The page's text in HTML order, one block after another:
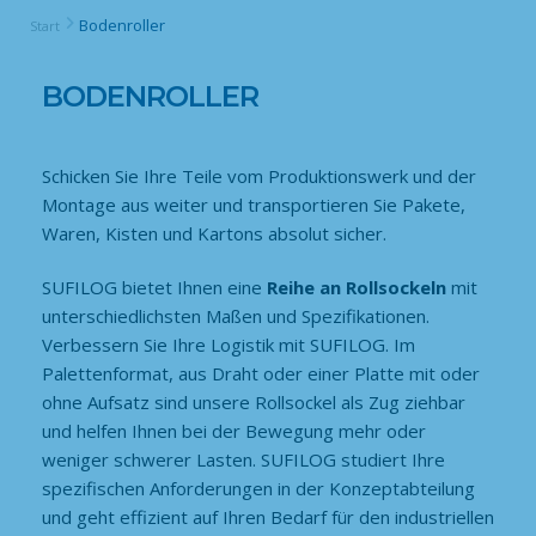
Start Bodenroller
BODENROLLER
Schicken Sie Ihre Teile vom Produktionswerk und der
Montage aus weiter und transportieren Sie Pakete,
Waren, Kisten und Kartons absolut sicher.
SUFILOG bietet Ihnen eine Reihe an Rollsockeln mit
unterschiedlichsten Maßen und Spezifikationen.
Verbessern Sie Ihre Logistik mit SUFILOG. Im
Palettenformat, aus Draht oder einer Platte mit oder
ohne Aufsatz sind unsere Rollsockel als Zug ziehbar
und helfen Ihnen bei der Bewegung mehr oder
weniger schwerer Lasten. SUFILOG studiert Ihre
spezifischen Anforderungen in der Konzeptabteilung
und geht effizient auf Ihren Bedarf für den industriellen